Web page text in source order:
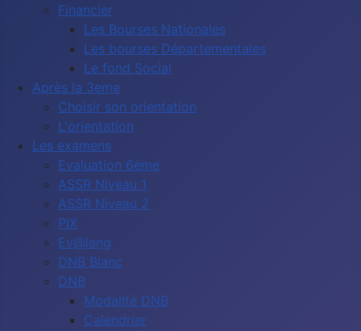
Financier
Les Bourses Nationales
Les bourses Départementales
Le fond Social
Après la 3eme
Choisir son orientation
L'orientation
Les examens
Evaluation 6ème
ASSR Niveau 1
ASSR Niveau 2
PIX
Ev@lang
DNB Blanc
DNB
Modalité DNB
Calendrier